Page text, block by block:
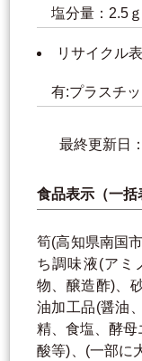
塩分量：2.5ｇ
リサイクル
有:プラスチ
最終更新日
食品表示（一括
筍(高知県南国
ち調味液(アミ
物、醸造酢)、
油加工品(醤油
精、食塩、酵母
酸等)、(一部に